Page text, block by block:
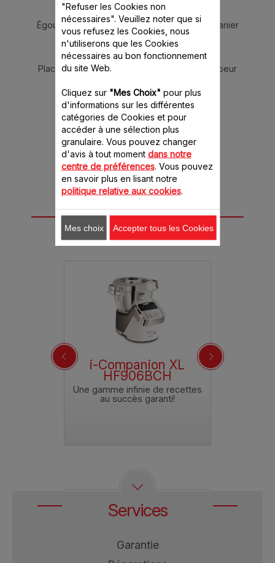
Préchauffez le four à 180 °C.
Égouttez la rhubarbe et mettez-la dans le panier
vapeur.
Versez 0,7 L d'eau dans le bol.
Placez le panier et lancez le programme vapeur
Répartissez la rhubarbe sur la pâte.
Enfournez pendant 35 minutes.
Laissez refroidir avant de démouler.
Cette recette peut
être réalisée avec
i-Companion XL
HF906BCH
Une gamme infinie de recettes
au succès garanti!
Services
Garantie
"Refuser les Cookies non
nécessaires". Veuillez noter que si
vous refusez les Cookies, nous
n'utiliserons que les Cookies
nécessaires au bon fonctionnement
du site Web.
Cliquez sur "Mes Choix" pour plus
d'informations sur les différentes
catégories de Cookies et pour
accéder à une sélection plus
granulaire. Vous pouvez changer
d'avis à tout moment dans notre
centre de préférences. Vous pouvez
en savoir plus en lisant notre
politique relative aux cookies.
Mes choix Accepter tous les Cookies